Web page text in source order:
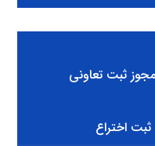
ثبت تعاونی
ثبت اختراع